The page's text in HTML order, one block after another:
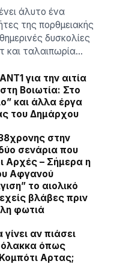
άλυτο ένα
της πορθμειακής
δυσκολίες
και ταλαιπωρία…
για την αιτία
Βοιωτία: Στο
και άλλα έργα
του Δημάρχου
στην
σενάρια που
Αρχές – Σήμερα η
Αφγανού
το αιολικό
βλάβες πριν
φωτιά
αν πιάσει
όπως
Αρτας;